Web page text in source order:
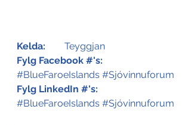
Kelda:
	Teyggjan
Fylg Facebook #'s:
#BlueFaroeIslands #Sjóvinnuforum
Fylg LinkedIn #'s:
#BlueFaroeIslands #Sjóvinnuforum